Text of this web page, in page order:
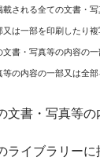
される全ての文書・
は一部を印刷したり
書・写真等の内容の
の内容の一部又は全
文書・写真等
ライブラリー